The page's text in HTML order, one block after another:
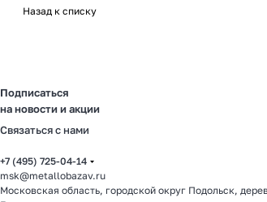
Назад к списку
Подписаться
на новости и акции
Связаться с нами
+7 (495) 725-04-14
msk@metallobazav.ru
Московская область, городской округ Подольск,